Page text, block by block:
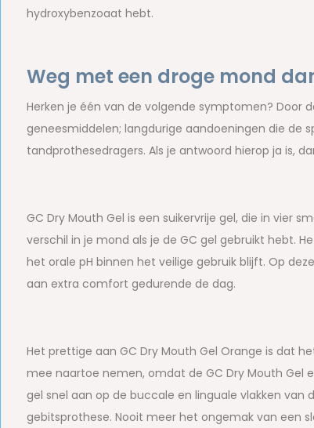
hydroxybenzoaat hebt.
Weg met een droge mond
Herken je één van de volgende symptomen? Door
geneesmiddelen; langdurige aandoeningen die de
tandprothesedragers. Als je antwoord hierop ja is,
GC Dry Mouth Gel is een suikervrije gel, die in vier
verschil in je mond als je de GC gel gebruikt hebt.
het orale pH binnen het veilige gebruik blijft. Op
aan extra comfort gedurende de dag.
Het prettige aan GC Dry Mouth Gel Orange is dat
mee naartoe nemen, omdat de GC Dry Mouth Gel
gel snel aan op de buccale en linguale vlakken
gebitsprothese. Nooit meer het ongemak van een